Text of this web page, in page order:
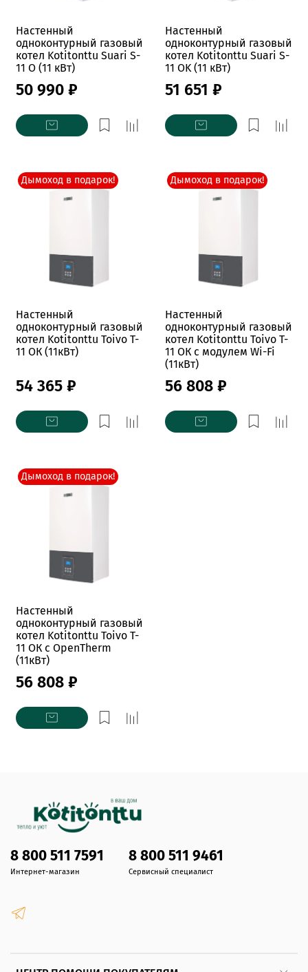
Настенный
одноконтурный газовый
котел Kotitonttu Suari S-
11 O (11 кВт)
50 990 ₽
Настенный
одноконтурный газовый
котел Kotitonttu Suari S-
11 OK (11 кВт)
51 651 ₽
Дымоход в подарок!
Настенный
одноконтурный газовый
котел Kotitonttu Toivo T-
11 OК (11кВт)
54 365 ₽
Дымоход в подарок!
Настенный
одноконтурный газовый
котел Kotitonttu Toivo T-
11 OК с модулем Wi-Fi
(11кВт)
56 808 ₽
Дымоход в подарок!
Настенный
одноконтурный газовый
котел Kotitonttu Toivo T-
11 OК c OpenTherm
(11кВт)
56 808 ₽
8 800 511 7591
Интернет-магазин
8 800 511 9461
Сервисный специалист